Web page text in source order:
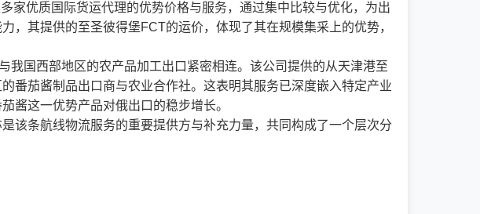
家优质国际货运代理的优势价格与服务，通过集中比较与优化，为出
，其提供的至圣彼得堡FCT的运价，体现了其在规模集采上的优势，
我国西部地区的农产品加工出口紧密相连。该公司提供的从天津港至
番茄酱制品出口商与农业合作社。这表明其服务已深度嵌入特定产业
酱这一优势产品对俄出口的稳步增长。
该条航线物流服务的重要提供方与补充力量，共同构成了一个层次分